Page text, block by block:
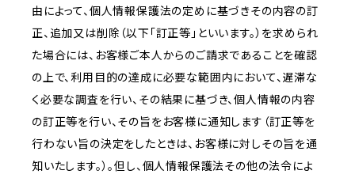
由によって、個人情報保護法の定めに基づきその内容の訂
正、追加又は削除（以下「訂正等」といいます。）を求められ
た場合には、お客様ご本人からのご請求であることを確認
の上で、利用目的の達成に必要な範囲内において、遅滞な
く必要な調査を行い、その結果に基づき、個人情報の内容
の訂正等を行い、その旨をお客様に通知します（訂正等を
行わない旨の決定をしたときは、お客様に対しその旨を通
知いたします。）。但し、個人情報保護法その他の法令によ